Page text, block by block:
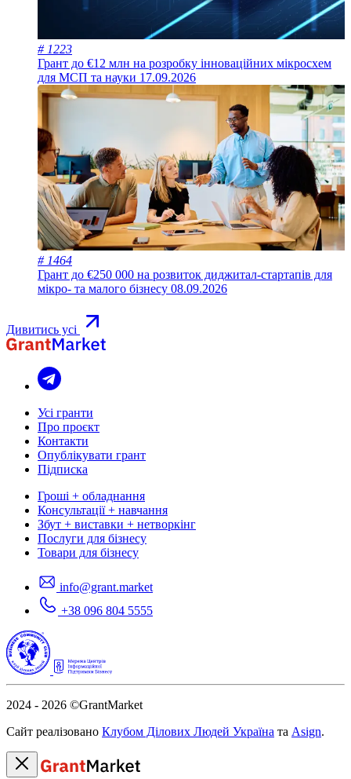
# 1223
Грант до €12 млн на розробку інноваційних мікросхем
для МСП та науки 17.09.2026
# 1464
Грант до €250 000 на розвиток диджитал-стартапів для
мікро- та малого бізнесу 08.09.2026
Дивитись усі
Усі гранти
Про проєкт
Контакти
Опублікувати грант
Підписка
Гроші + обладнання
Консультації + навчання
Збут + виставки + нетворкінг
Послуги для бізнесу
Товари для бізнесу
info@grant.market
+38 096 804 5555
2024 - 2026 ©GrantMarket
Сайт реалізовано Клубом Ділових Людей Україна та Asign.